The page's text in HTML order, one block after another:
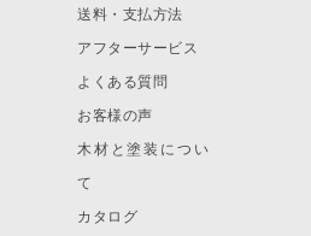
送料・支払方法
アフターサービス
よくある質問
お客様の声
木材と塗装につい
て
カタログ